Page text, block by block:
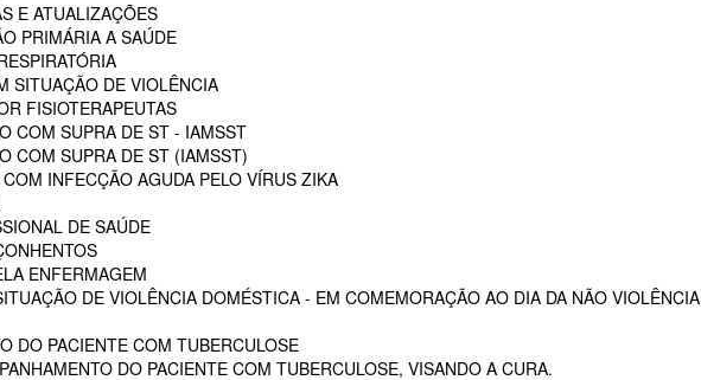
E ATUALIZAÇÕES
PRIMÁRIA A SAÚDE
SITUAÇÃO DE VIOLÊNCIA
FISIOTERAPEUTAS
COM SUPRA DE ST - IAMSST
COM SUPRA DE ST (IAMSST)
INFECÇÃO AGUDA PELO VÍRUS ZIKA
DE SAÚDE
ENFERMAGEM
DE VIOLÊNCIA DOMÉSTICA - EM COMEMORAÇÃO AO DIA DA NÃO VIOLÊNCIA
DO PACIENTE COM TUBERCULOSE
DO PACIENTE COM TUBERCULOSE, VISANDO A CURA.